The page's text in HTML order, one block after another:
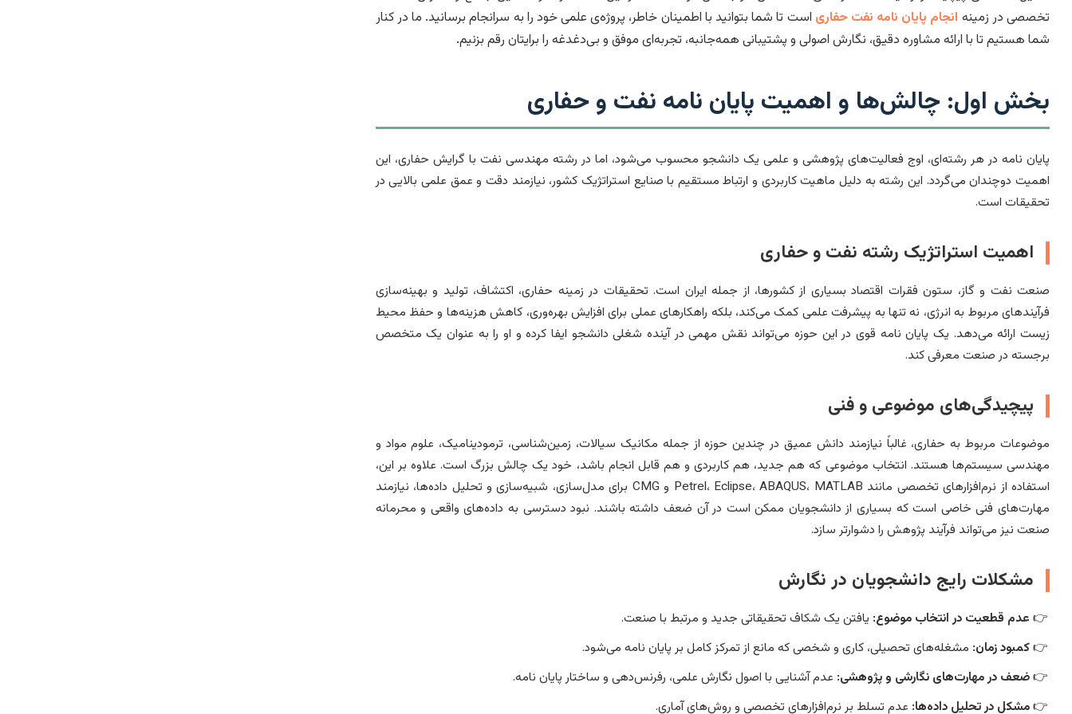
تخصصی در زمینه انجام پایان نامه نفت حفاری است تا شما بتوانید با اطمینان خاطر، پروژه‌ی علمی خود را به سرانجام برسانید. ما در کنار
شما هستیم تا با ارائه مشاوره دقیق، نگارش اصولی و پشتیبانی همه‌جانبه، تجربه‌ای موفق و بی‌دغدغه را برایتان رقم بزنیم.
بخش اول: چالش‌ها و اهمیت پایان نامه نفت و حفاری
پایان نامه در هر رشته‌ای، اوج فعالیت‌های پژوهشی و علمی یک دانشجو محسوب می‌شود، اما در رشته مهندسی نفت با گرایش حفاری، این
اهمیت دوچندان می‌گردد. این رشته به دلیل ماهیت کاربردی و ارتباط مستقیم با صنایع استراتژیک کشور، نیازمند دقت و عمق علمی بالایی در
تحقیقات است.
اهمیت استراتژیک رشته نفت و حفاری
صنعت نفت و گاز، ستون فقرات اقتصاد بسیاری از کشورها، از جمله ایران است. تحقیقات در زمینه حفاری، اکتشاف، تولید و بهینه‌سازی
فرآیندهای مربوط به انرژی، نه تنها به پیشرفت علمی کمک می‌کند، بلکه راهکارهای عملی برای افزایش بهره‌وری، کاهش هزینه‌ها و حفظ محیط
زیست ارائه می‌دهد. یک پایان نامه قوی در این حوزه می‌تواند نقش مهمی در آینده شغلی دانشجو ایفا کرده و او را به عنوان یک متخصص
برجسته در صنعت معرفی کند.
پیچیدگی‌های موضوعی و فنی
موضوعات مربوط به حفاری، غالباً نیازمند دانش عمیق در چندین حوزه از جمله مکانیک سیالات، زمین‌شناسی، ترمودینامیک، علوم مواد و
مهندسی سیستم‌ها هستند. انتخاب موضوعی که هم جدید، هم کاربردی و هم قابل انجام باشد، خود یک چالش بزرگ است. علاوه بر این،
استفاده از نرم‌افزارهای تخصصی مانند Petrel، Eclipse، ABAQUS، MATLAB و CMG برای مدل‌سازی، شبیه‌سازی و تحلیل داده‌ها، نیازمند
مهارت‌های فنی خاصی است که بسیاری از دانشجویان ممکن است در آن ضعف داشته باشند. نبود دسترسی به داده‌های واقعی و محرمانه
صنعت نیز می‌تواند فرآیند پژوهش را دشوارتر سازد.
مشکلات رایج دانشجویان در نگارش
عدم قطعیت در انتخاب موضوع: یافتن یک شکاف تحقیقاتی جدید و مرتبط با صنعت.
کمبود زمان: مشغله‌های تحصیلی، کاری و شخصی که مانع از تمرکز کامل بر پایان نامه می‌شود.
ضعف در مهارت‌های نگارشی و پژوهشی: عدم آشنایی با اصول نگارش علمی، رفرنس‌دهی و ساختار پایان نامه.
مشکل در تحلیل داده‌ها: عدم تسلط بر نرم‌افزارهای تخصصی و روش‌های آماری.